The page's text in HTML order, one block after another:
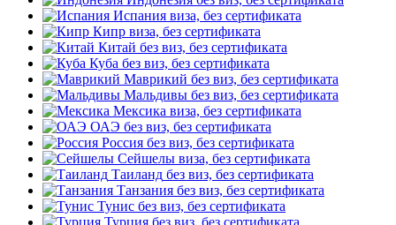
Испания виза, без сертификата
Кипр виза, без сертификата
Китай без виз, без сертификата
Куба без виз, без сертификата
Маврикий без виз, без сертификата
Мальдивы без виз, без сертификата
Мексика виза, без сертификата
ОАЭ без виз, без сертификата
Россия без виз, без сертификата
Сейшелы виза, без сертификата
Таиланд без виз, без сертификата
Танзания без виз, без сертификата
Тунис без виз, без сертификата
Турция без виз, без сертификата